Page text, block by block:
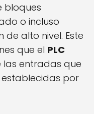
bloques
o incluso
alto nivel. Este
que el PLC
las entradas que
establecidas por